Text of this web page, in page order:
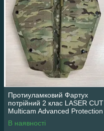
Протиуламковий Фартух
потрійний 2 клас LASER CUT
Multicam Advanced Protection
В наявності